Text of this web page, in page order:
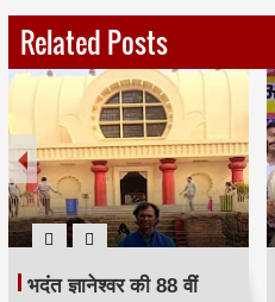
Related Posts
भदंत ज्ञानेश्वर की 88 वीं